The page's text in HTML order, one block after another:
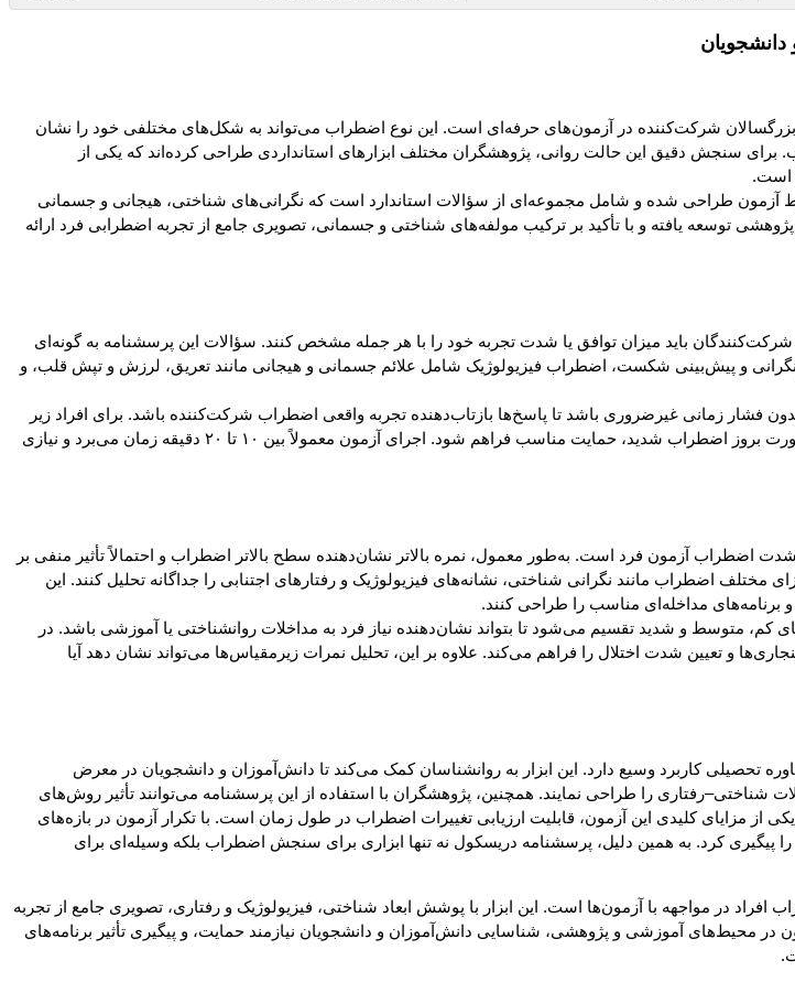
شرکت‌کننده در آزمون‌های حرفه‌ای است. این نوع اضطراب می‌تواند به شکل‌های مختلفی خود را نشان
برای سنجش دقیق این حالت روانی، پژوهشگران مختلف ابزارهای استانداردی طراحی کرده‌اند که یکی از
آزمون طراحی شده و شامل مجموعه‌ای از سؤالات استاندارد است که نگرانی‌های شناختی، هیجانی و جسمانی
توسعه یافته و با تأکید بر ترکیب مولفه‌های شناختی و جسمانی، تصویری جامع از تجربه اضطرابی فرد ارائه
مبتنی بر طیف لیکرت است که شرکت‌کنندگان باید میزان توافق یا شدت تجربه خود را با هر جمله مشخص کنند. سؤالات این پرسشنامه به گونه‌ای
و پیش‌بینی شکست، اضطراب فیزیولوژیک شامل علائم جسمانی و هیجانی مانند تعریق، لرزش و تپش قلب، و
فشار زمانی غیرضروری باشد تا پاسخ‌ها بازتاب‌دهنده تجربه واقعی اضطراب شرکت‌کننده باشد. برای افراد زیر
۱۸ سال، معمولاً توصیه می‌شود آزمون تحت نظارت روانشناس یا مشاور آموزشی انجام شود تا در صورت بروز اضطراب شدید، حمایت مناسب فراهم شود. اجرای آزمون معمولاً بین ۱۰ تا ۲۰ دقیقه زمان می‌برد و نیازی
آزمون فرد است. به‌طور معمول، نمره بالاتر نشان‌دهنده سطح بالاتر اضطراب و احتمالاً تأثیر منفی بر
اضطراب مانند نگرانی شناختی، نشانه‌های فیزیولوژیک و رفتارهای اجتنابی را جداگانه تحلیل کنند. این
مداخله‌ای مناسب را طراحی کنند.
متوسط و شدید تقسیم می‌شود تا بتواند نشان‌دهنده نیاز فرد به مداخلات روانشناختی یا آموزشی باشد. در
و تعیین شدت اختلال را فراهم می‌کند. علاوه بر این، تحلیل نمرات زیرمقیاس‌ها می‌تواند نشان دهد آیا
کاربرد وسیع دارد. این ابزار به روانشناسان کمک می‌کند تا دانش‌آموزان و دانشجویان در معرض
را طراحی نمایند. همچنین، پژوهشگران با استفاده از این پرسشنامه می‌توانند تأثیر روش‌های
کلیدی این آزمون، قابلیت ارزیابی تغییرات اضطراب در طول زمان است. با تکرار آزمون در بازه‌های
پیگیری کرد. به همین دلیل، پرسشنامه دریسکول نه تنها ابزاری برای سنجش اضطراب بلکه وسیله‌ای برای
در مواجهه با آزمون‌ها است. این ابزار با پوشش ابعاد شناختی، فیزیولوژیک و رفتاری، تصویری جامع از تجربه
محیط‌های آموزشی و پژوهشی، شناسایی دانش‌آموزان و دانشجویان نیازمند حمایت، و پیگیری تأثیر برنامه‌های